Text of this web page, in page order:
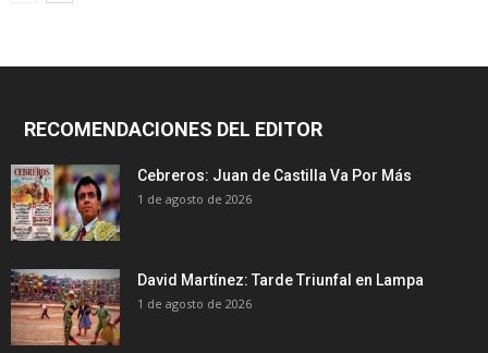
RECOMENDACIONES DEL EDITOR
Cebreros: Juan de Castilla Va Por Más
1 de agosto de 2026
David Martínez: Tarde Triunfal en Lampa
1 de agosto de 2026